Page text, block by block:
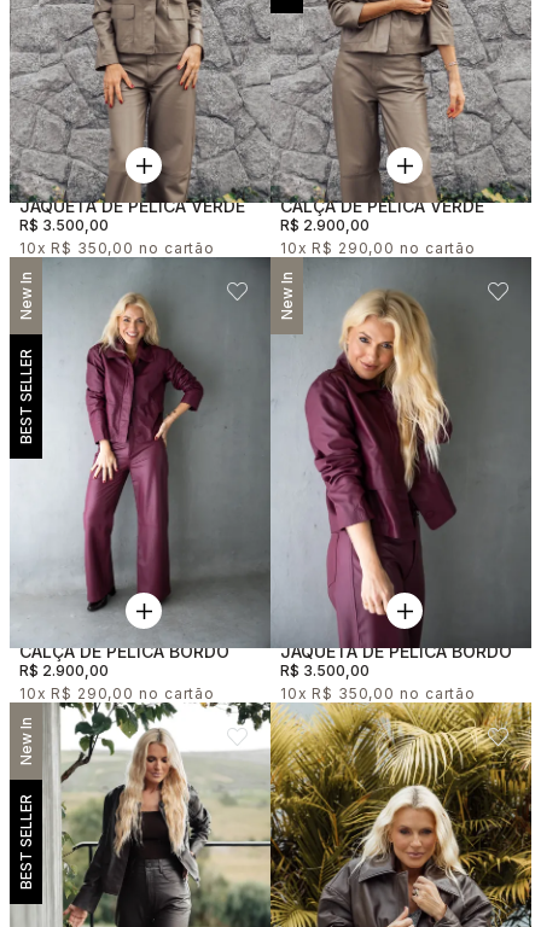
JAQUETA DE PELICA VERDE
R$ 3.500,00
10x R$ 350,00
CALÇA DE PELICA VERDE
R$ 2.900,00
10x R$ 290,00
New In
BEST SELLER
CALÇA DE PELICA BORDO
R$ 2.900,00
10x R$ 290,00
New In
JAQUETA DE PELICA BORDO
R$ 3.500,00
10x R$ 350,00
New In
BEST SELLER